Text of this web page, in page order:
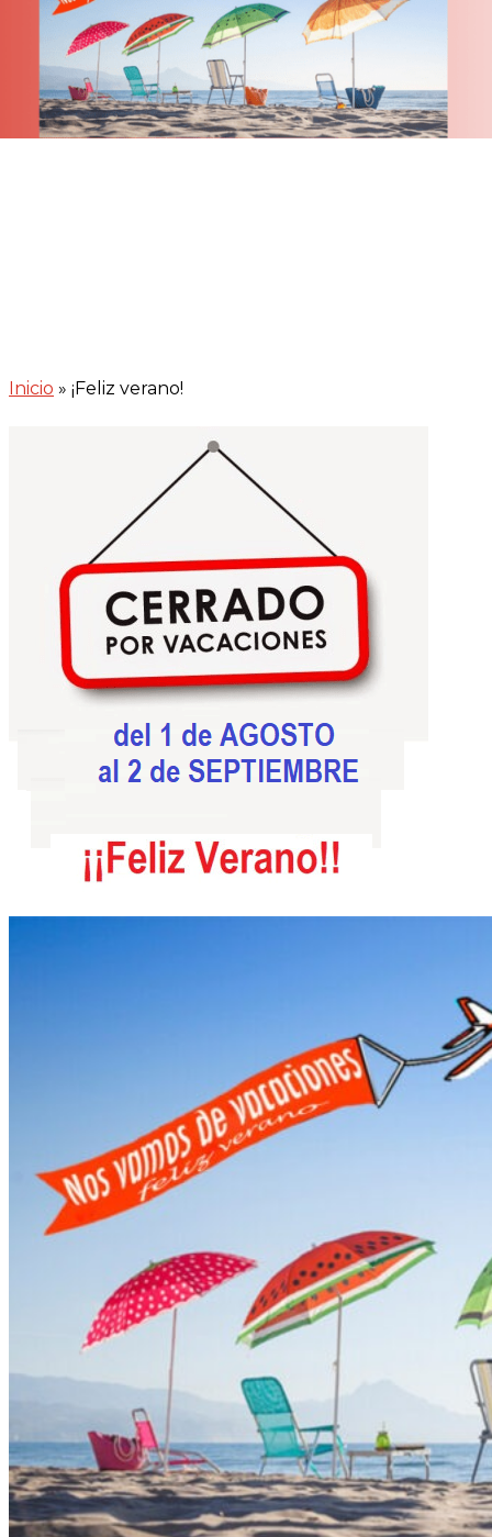
Inicio » ¡Feliz verano!